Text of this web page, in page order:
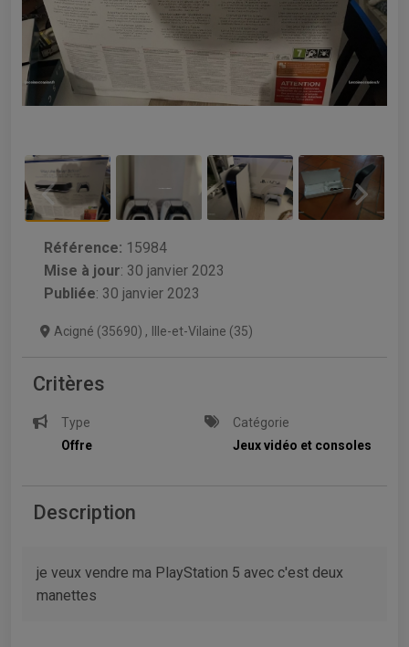
Référence: 15984
Mise à jour: 30 janvier 2023
Publiée: 30 janvier 2023
Acigné (35690) , Ille-et-Vilaine (35)
Critères
Type
Offre
Catégorie
Jeux vidéo et consoles
Description
je veux vendre ma PlayStation 5 avec c'est deux
manettes